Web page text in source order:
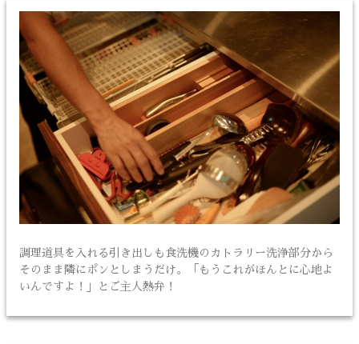
調理道具を入れる引き出しも食洗機のカトラリー洗浄部分から
そのまま隣にポンとしまうだけ。「もうこれがほんとに心地よ
いんですよ！」とご主人熱弁！